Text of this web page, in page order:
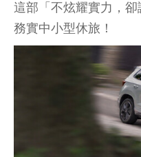
這部「不炫耀實力，
務實中小型休旅！